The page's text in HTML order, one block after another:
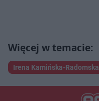
Irena Kamińska-Radomska